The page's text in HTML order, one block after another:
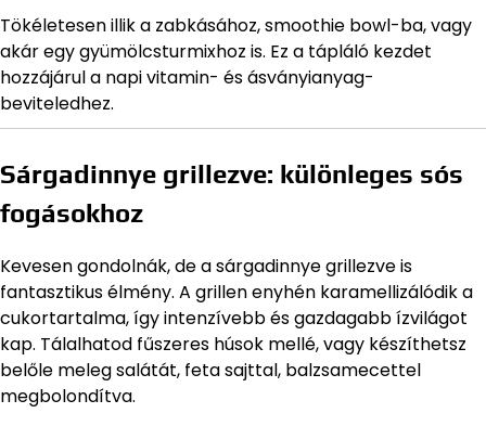
Tökéletesen illik a zabkásához, smoothie bowl-ba, vagy
akár egy gyümölcsturmixhoz is. Ez a tápláló kezdet
hozzájárul a napi vitamin- és ásványianyag-
beviteledhez.
Sárgadinnye grillezve: különleges sós
fogásokhoz
Kevesen gondolnák, de a sárgadinnye grillezve is
fantasztikus élmény. A grillen enyhén karamellizálódik a
cukortartalma, így intenzívebb és gazdagabb ízvilágot
kap. Tálalhatod fűszeres húsok mellé, vagy készíthetsz
belőle meleg salátát, feta sajttal, balzsamecettel
megbolondítva.